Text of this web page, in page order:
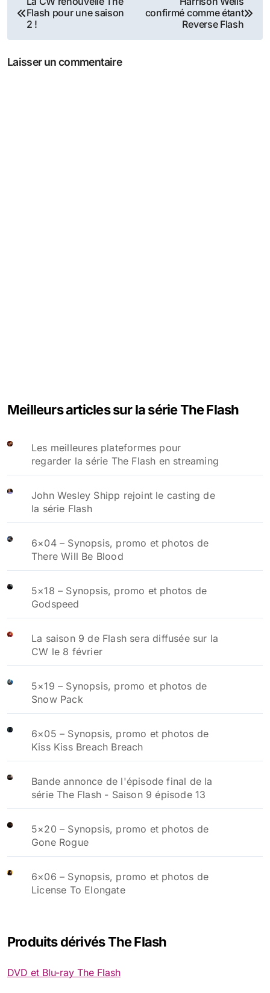
de
l’article
Flash pour une saison
2 !
confirmé comme étant
Reverse Flash
Laisser un commentaire
Meilleurs articles sur la série The Flash
Les meilleures plateformes pour
regarder la série The Flash en streaming
John Wesley Shipp rejoint le casting de
la série Flash
6×04 – Synopsis, promo et photos de
There Will Be Blood
5×18 – Synopsis, promo et photos de
Godspeed
La saison 9 de Flash sera diffusée sur la
CW le 8 février
5×19 – Synopsis, promo et photos de
Snow Pack
6×05 – Synopsis, promo et photos de
Kiss Kiss Breach Breach
Bande annonce de l'épisode final de la
série The Flash - Saison 9 épisode 13
5×20 – Synopsis, promo et photos de
Gone Rogue
6×06 – Synopsis, promo et photos de
License To Elongate
Produits dérivés The Flash
DVD et Blu-ray The Flash